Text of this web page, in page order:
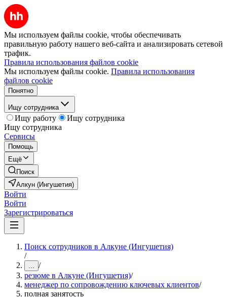
Мы используем файлы cookie, чтобы обеспечивать
правильную работу нашего веб-сайта и анализировать сетевой
трафик.
Правила использования файлов cookie
Мы используем файлы cookie. Правила использования
файлов cookie
Понятно
Ищу сотрудника
Ищу работу
Ищу сотрудника
Ищу сотрудника
Сервисы
Помощь
Ещё
Поиск
Алкун (Ингушетия)
Войти
Войти
Зарегистрироваться
Поиск сотрудников в Алкуне (Ингушетия)
/
... /
резюме в Алкуне (Ингушетия)/
менеджер по сопровождению ключевых клиентов/
полная занятость